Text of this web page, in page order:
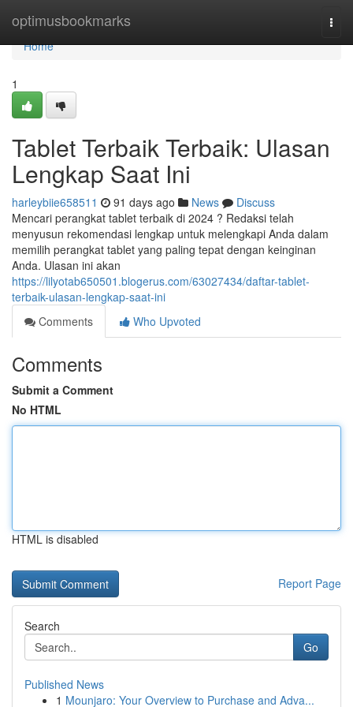
optimusbookmarks
Home
Home
1
Tablet Terbaik Terbaik: Ulasan
Lengkap Saat Ini
harleybiie658511 91 days ago News
Discuss
Mencari perangkat tablet terbaik di 2024 ? Redaksi telah
menyusun rekomendasi lengkap untuk melengkapi Anda dalam
memilih perangkat tablet yang paling tepat dengan keinginan
Anda. Ulasan ini akan
https://lilyotab650501.blogerus.com/63027434/daftar-tablet-
terbaik-ulasan-lengkap-saat-ini
Comments
Who Upvoted
Comments
Submit a Comment
No HTML
HTML is disabled
Report Page
Search
Go
Published News
1 Mounjaro: Your Overview to Purchase and Adva...